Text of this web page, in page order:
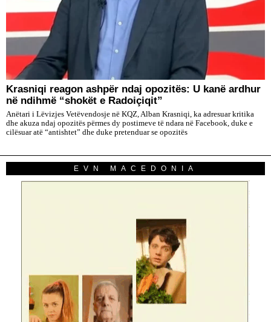
​Krasniqi reagon ashpër ndaj opozitës: U kanë ardhur
në ndihmë “shokët e Radoiçiqit”
Anëtari i Lëvizjes Vetëvendosje në KQZ, Alban Krasniqi, ka adresuar kritika
dhe akuza ndaj opozitës përmes dy postimeve të ndara në Facebook, duke e
cilësuar atë “antishtet” dhe duke pretenduar se opozitës
EVN MACEDONIA